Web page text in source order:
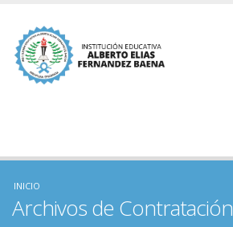
INICIO
Archivos de Contratación